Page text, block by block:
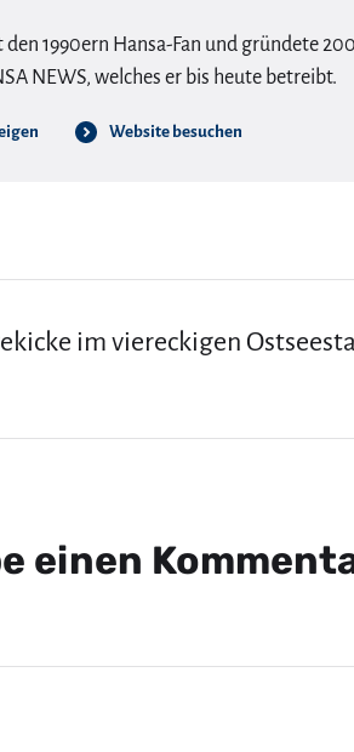
1990ern Hansa-Fan und gründete
NEWS, welches er bis heute betreibt.
Website besuchen
im viereckigen
einen